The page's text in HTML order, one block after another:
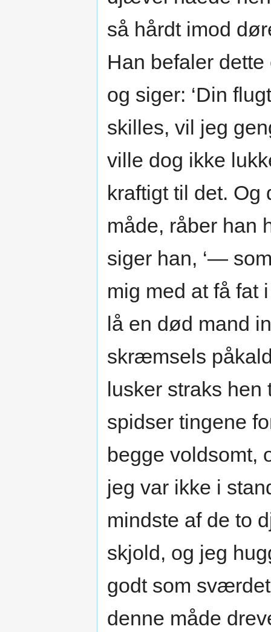
så hårdt imod
Han befaler
og siger: ‘Din
skilles, vil jeg
ville dog ikke
kraftigt til det. Og
måde, råber han
siger han, ‘—
mig med at få fat
lå en død mand
skræmsels
lusker straks hen
spidser tingene
begge voldsomt,
jeg var ikke i
mindste af de to
skjold, og jeg
godt som
denne måde